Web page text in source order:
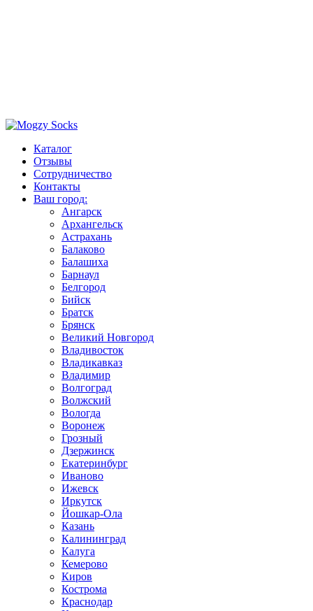
Каталог
Отзывы
Сотрудничество
Контакты
Ваш город:
Ангарск
Архангельск
Астрахань
Балаково
Балашиха
Барнаул
Белгород
Бийск
Братск
Брянск
Великий Новгород
Владивосток
Владикавказ
Владимир
Волгоград
Волжский
Вологда
Воронеж
Грозный
Дзержинск
Екатеринбург
Иваново
Ижевск
Иркутск
Йошкар-Ола
Казань
Калининград
Калуга
Кемерово
Киров
Кострома
Краснодар